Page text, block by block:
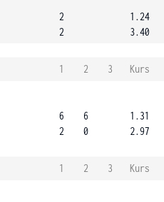
2
2
1.24
3.40
1 2 3
Kurs
6
2
6
0
1.31
2.97
1 2 3
Kurs